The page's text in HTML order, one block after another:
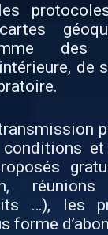
des
de
réunions
…), les
forme